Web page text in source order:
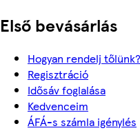
Első bevásárlás
Hogyan rendelj tőlünk?
Regisztráció
Idősáv foglalása
Kedvenceim
ÁFÁ-s számla igénylés